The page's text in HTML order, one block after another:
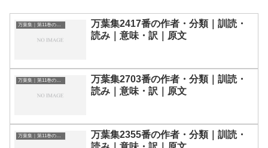
万葉集｜第11巻の和歌一覧
万葉集2417番の作者・分類｜訓読・
読み｜意味・訳｜原文
万葉集｜第11巻の和歌一覧
万葉集2703番の作者・分類｜訓読・
読み｜意味・訳｜原文
万葉集｜第11巻の和歌一覧
万葉集2355番の作者・分類｜訓読・